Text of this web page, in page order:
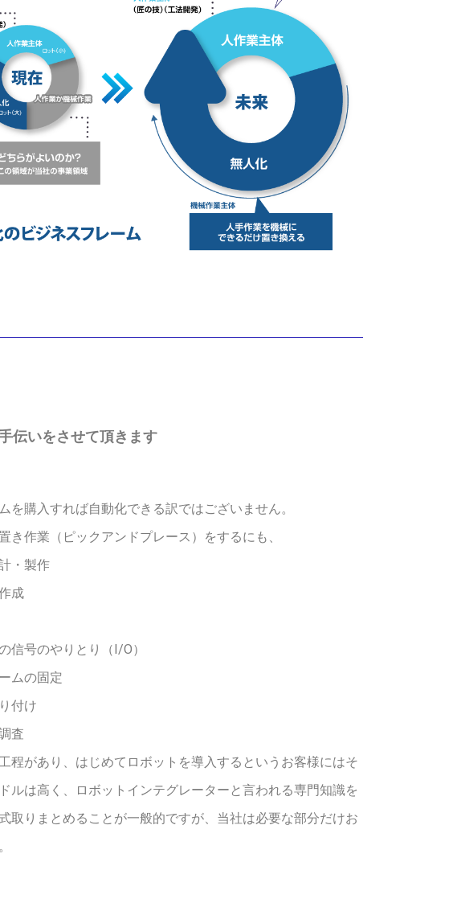
伝いをさせて頂きます
を購入すれば自動化できる訳ではございません。
き作業（ピックアンドプレース）をするにも、
・製作
成
信号のやりとり（I/O）
ムの固定
付け
査
程があり、はじめてロボットを導入するというお客様にはそ
ルは高く、ロボットインテグレーターと言われる専門知識を
取りまとめることが一般的ですが、当社は必要な部分だけお